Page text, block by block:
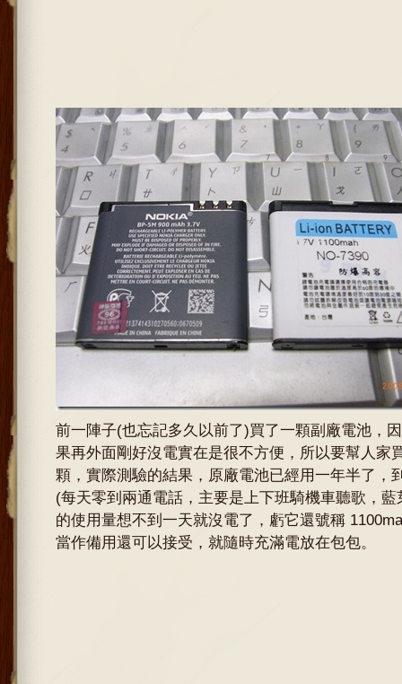
前一陣子(也忘記多久以前了)買了一顆副廠電池，
果再外面剛好沒電實在是很不方便，所以要幫人家
顆，實際測驗的結果，原廠電池已經用一年半了，
(每天零到兩通電話，主要是上下班騎機車聽歌，
的使用量想不到一天就沒電了，虧它還號稱
當作備用還可以接受，就隨時充滿電放在包包。